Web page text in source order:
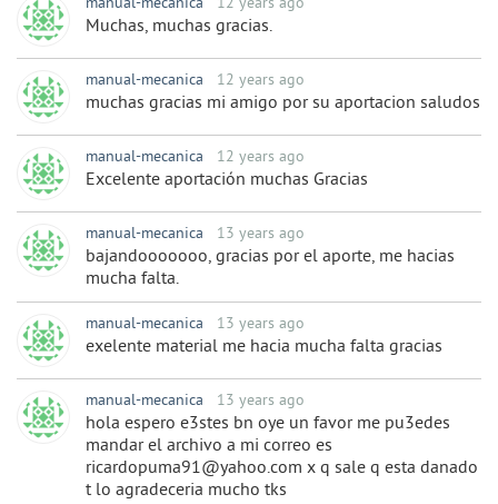
manual-mecanica 12 years ago
Muchas, muchas gracias.
manual-mecanica 12 years ago
muchas gracias mi amigo por su aportacion saludos
manual-mecanica 12 years ago
Excelente aportación muchas Gracias
manual-mecanica 13 years ago
bajandooooooo, gracias por el aporte, me hacias
mucha falta.
manual-mecanica 13 years ago
exelente material me hacia mucha falta gracias
manual-mecanica 13 years ago
hola espero e3stes bn oye un favor me pu3edes
mandar el archivo a mi correo es
ricardopuma91@yahoo.com x q sale q esta danado
t lo agradeceria mucho tks